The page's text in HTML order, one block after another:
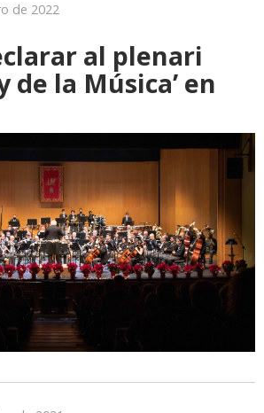
de 2022
al plenari
de la Música’ en